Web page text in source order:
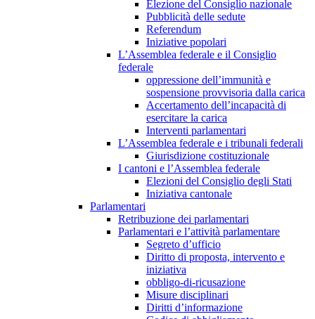
Elezione del Consiglio nazionale
Pubblicità delle sedute
Referendum
Iniziative popolari
L’Assemblea federale e il Consiglio
federale
oppressione dell’immunità e
sospensione provvisoria dalla carica
Accertamento dell’incapacità di
esercitare la carica
Interventi parlamentari
L’Assemblea federale e i tribunali federali
Giurisdizione costituzionale
I cantoni e l’Assemblea federale
Elezioni del Consiglio degli Stati
Iniziativa cantonale
Parlamentari
Retribuzione dei parlamentari
Parlamentari e l’attività parlamentare
Segreto d’ufficio
Diritto di proposta, intervento e
iniziativa
obbligo-di-ricusazione
Misure disciplinari
Diritti d’informazione